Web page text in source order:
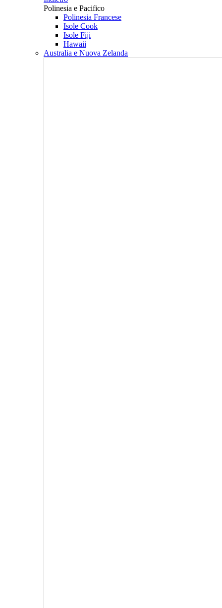
Polinesia e Pacifico
Polinesia Francese
Isole Cook
Isole Fiji
Hawaii
Australia e Nuova Zelanda